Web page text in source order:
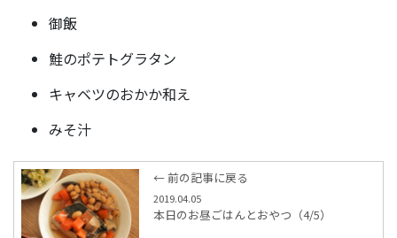
御飯
鮭のポテトグラタン
キャベツのおかか和え
みそ汁
← 前の記事に戻る
2019.04.05
本日のお昼ごはんとおやつ（4/5）